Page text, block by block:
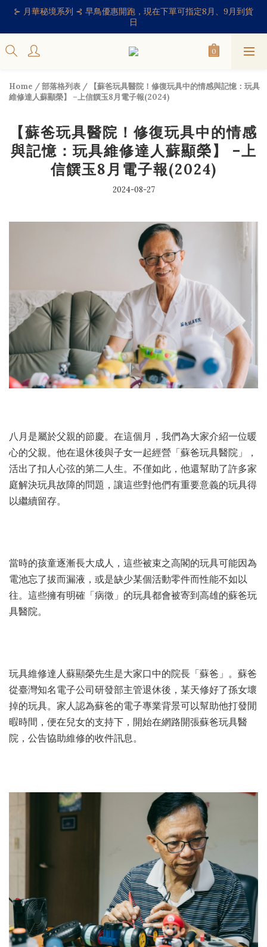
⊱ 月華秘境系列 ⊰ 早鳥優惠開跑，現在下單可指定8月、9月到貨
日
Home /部落格列表 /
【蘇爸玩具醫院！修復玩具中的情感與記憶：玩具
維修達人蘇顯榮】 –上信饌玉8月電子報(2024)
【蘇爸玩具醫院！修復玩具中的情感
與記憶：玩具維修達人蘇顯榮】 –上
信饌玉8月電子報(2024)
2024-08-27
八月是屬於父親的節慶。在這個月，我們為大家介紹一位暖
心的父親。他在退休後與子女一起經營「蘇爸玩具醫院」，
活出了扣人心弦的第二人生。不僅如此，他還幫助了許多家
庭解決玩具故障的問題，讓這些對他們有重要意義的玩具得
以繼續留存。
當時的孩童逐漸長大成人，這些被束之高閣的玩具可能因為
電池忘了拔而漏液，或是缺少某個活動零件而性能不如以
往。這些擁有明確「病徵」的玩具都會被寄到高雄的蘇爸玩
具醫院。
玩具維修達人蘇顯榮先生是大家口中的院長「蘇爸」。蘇爸
從臺灣知名電子公司研發部主管退休後，某天修好了孫女壞
掉的玩具。家人認為蘇爸的電子專業背景可以幫助他打發閒
暇時間，便在兒女的支持下，開始在網路開張蘇爸玩具醫
院，公告協助維修的收件訊息。